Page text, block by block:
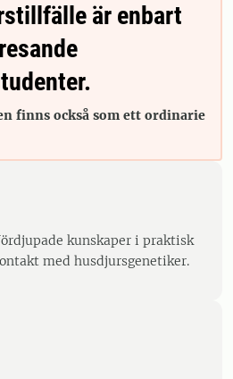
är enbart
finns också som ett ordinarie
kunskaper i praktisk
med husdjursgenetiker.